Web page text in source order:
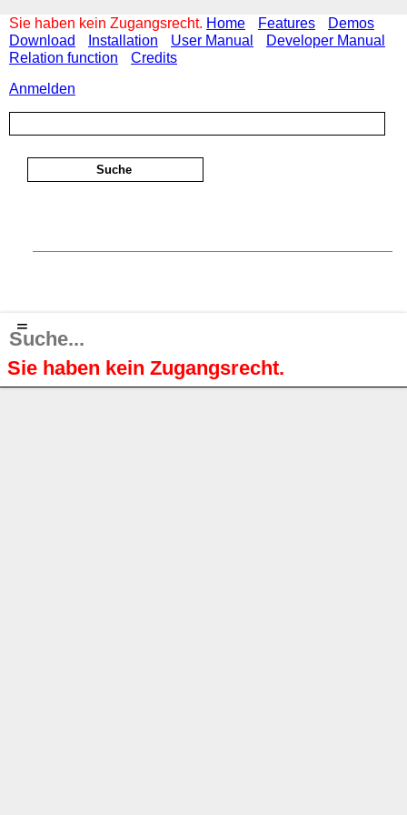
Sie haben kein Zugangsrecht. Home Features
Demos
Download
Installation User Manual
Developer Manual
Relation function
Credits
Anmelden
≡
Sie haben kein Zugangsrecht.